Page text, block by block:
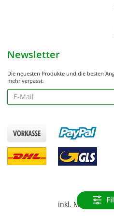
Newsletter
Die neuesten Produkte und die besten
mehr verpasst.
Newsletter
inkl. Mwst. zzgl.